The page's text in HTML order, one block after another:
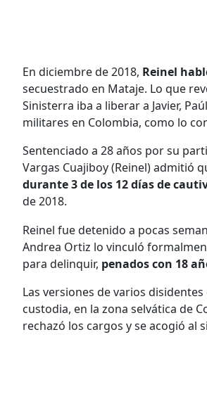
En diciembre de 2018, Reinel
secuestrado en Mataje. Lo que
Sinisterra iba a liberar a Javier,
militares en Colombia, como lo
Sentenciado a 28 años por su
Vargas Cuajiboy (Reinel) admitió
durante 3 de los 12 días de
de 2018.
Reinel fue detenido a pocas
Andrea Ortiz lo vinculó
para delinquir, penados con 18
Las versiones de varios
custodia, en la zona selvática de
rechazó los cargos y se acogió al